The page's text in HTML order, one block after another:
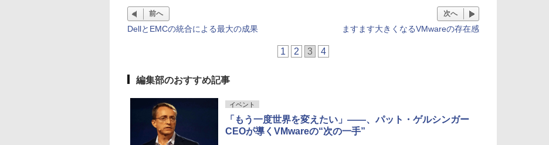
前へ
DellとEMCの統合による最大の成果
次へ
ますます大きくなるVMwareの存在感
1 2 3 4
編集部のおすすめ記事
イベント
「もう一度世界を変えたい」――、パット・ゲルシンガー
CEOが導くVMwareの“次の一手”